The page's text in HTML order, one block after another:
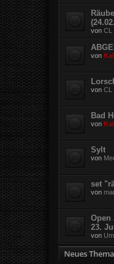
von CL
von
von CL
Bad
von
Sylt
von
set
von
Open
23.
von
Neues Thema